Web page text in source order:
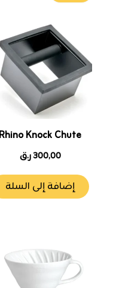
Rhino Knock Chute
300,00ر.ق
إضافة إلى السلة
من